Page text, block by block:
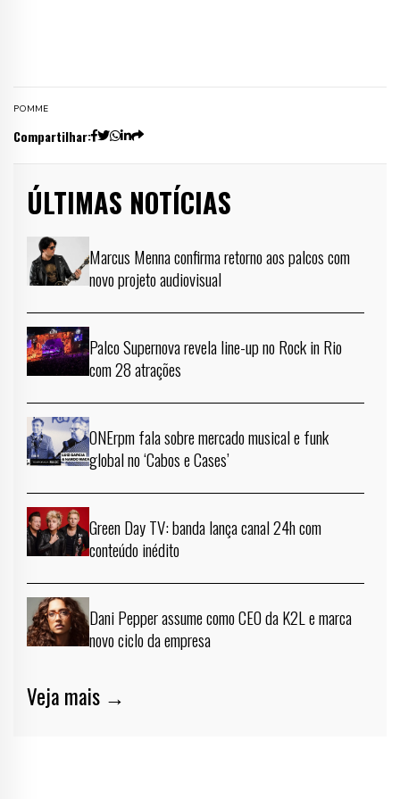
POMME
Compartilhar:
ÚLTIMAS NOTÍCIAS
Marcus Menna confirma retorno aos palcos com
novo projeto audiovisual
Palco Supernova revela line-up no Rock in Rio
com 28 atrações
ONErpm fala sobre mercado musical e funk
global no ‘Cabos e Cases’
Green Day TV: banda lança canal 24h com
conteúdo inédito
Dani Pepper assume como CEO da K2L e marca
novo ciclo da empresa
Veja mais →